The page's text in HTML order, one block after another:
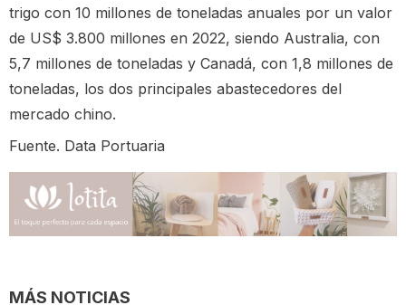
trigo con 10 millones de toneladas anuales por un valor
de US$ 3.800 millones en 2022, siendo Australia, con
5,7 millones de toneladas y Canadá, con 1,8 millones de
toneladas, los dos principales abastecedores del
mercado chino.
Fuente. Data Portuaria
MÁS NOTICIAS